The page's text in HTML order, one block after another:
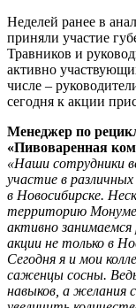
Неделей ранее в
приняли участие
Травников и
активно
числе –
сегодня к акции
Менеджер по
«Пивоваренная
«Наши сотрудники
участие в
в Новосибирске.
территорию
активно
акции не только в
Сегодня я и мои
саженцы сосны.
навыков, а желания